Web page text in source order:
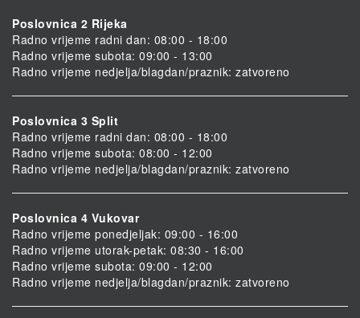
Poslovnica 2 Rijeka
Radno vrijeme radni dan: 08:00 - 18:00
Radno vrijeme subota: 09:00 - 13:00
Radno vrijeme nedjelja/blagdan/praznik: zatvoreno
Poslovnica 3 Split
Radno vrijeme radni dan: 08:00 - 18:00
Radno vrijeme subota: 08:00 - 12:00
Radno vrijeme nedjelja/blagdan/praznik: zatvoreno
Poslovnica 4 Vukovar
Radno vrijeme ponedjeljak: 09:00 - 16:00
Radno vrijeme utorak-petak: 08:30 - 16:00
Radno vrijeme subota: 09:00 - 12:00
Radno vrijeme nedjelja/blagdan/praznik: zatvoreno